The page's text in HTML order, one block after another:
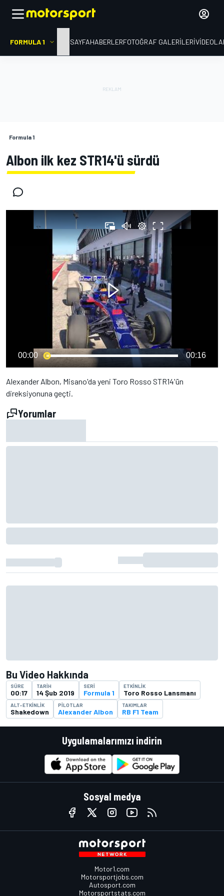
FORMULA 1 ANA SAYFAHABERLERFOTOĞRAF GALERILERI
Formula 1
Albon ilk kez STR14'ü sürdü
00:00 00:16
Alexander Albon, Misano'da yeni Toro Rosso STR14'ün
direksiyonuna geçti.
Yorumlar
Bu Video Hakkında
SÜRE
00:17
TARIH
14 Şub 2019
SERI
Formula 1
ETKINLIK
Toro Rosso Lansmanı
ALT-ETKINLIK
Shakedown
PILOTLAR
Alexander Albon
TAKIMLAR
RB F1 Team
Uygulamalarımızı indirin
Sosyal medya
Motor1.com
Motorsportjobs.com
Autosport.com
Motorsportstats.com